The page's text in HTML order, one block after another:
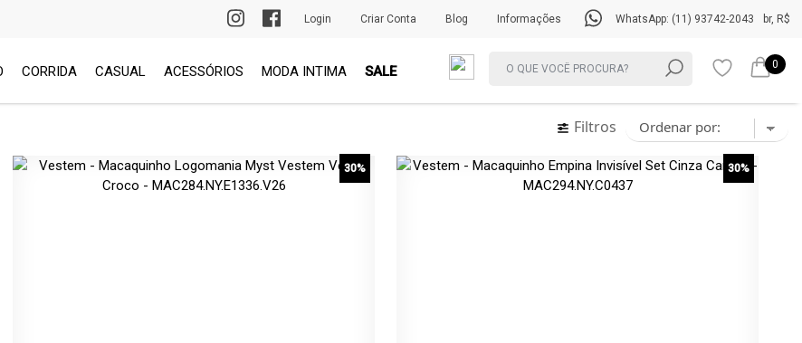
PRIMEIRA TROCA GRÁTIS br, R$
WhatsApp: (11) 93742-2043
Informações
Blog
Criar Conta
Login
CORRIDA CASUAL ACESSÓRIOS MODA INTIMA SALE 0
Filtros
30% 30%